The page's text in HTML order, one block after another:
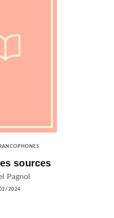
sources
Pagnol
2024